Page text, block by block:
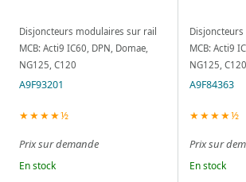
Disjoncteurs modulaires sur rail
MCB: Acti9 IC60, DPN, Domae,
NG125, C120
A9F93201
★★★★½
Prix sur demande
En stock
MCB: Acti9
NG125, C120
A9F84363
★★★★½
Prix sur
En stock